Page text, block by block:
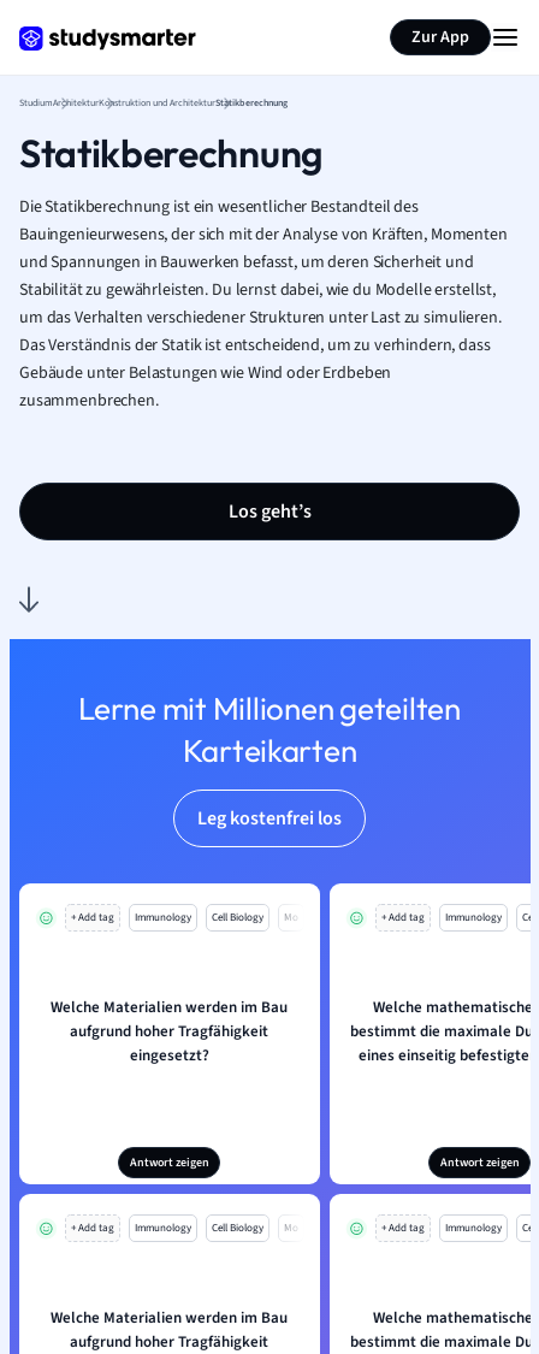
Zur App
StudiumArchitekturKonstruktion und ArchitekturStatikberechnung
Statikberechnung
Die Statikberechnung ist ein wesentlicher Bestandteil des
Bauingenieurwesens, der sich mit der Analyse von Kräften, Momenten
und Spannungen in Bauwerken befasst, um deren Sicherheit und
Stabilität zu gewährleisten. Du lernst dabei, wie du Modelle erstellst,
um das Verhalten verschiedener Strukturen unter Last zu simulieren.
Das Verständnis der Statik ist entscheidend, um zu verhindern, dass
Gebäude unter Belastungen wie Wind oder Erdbeben
zusammenbrechen.
Los geht’s
Lerne mit Millionen geteilten
Karteikarten
Leg kostenfrei los
+ Add tag Immunology Cell Biology Mo
Welche Materialien werden im Bau
aufgrund hoher Tragfähigkeit
eingesetzt?
Antwort zeigen
+ Add tag Immunology
Welche mathematische
bestimmt die maximale
eines einseitig
Antwort zeigen
+ Add tag Immunology Cell Biology Mo
Welche Materialien werden im Bau
aufgrund hoher Tragfähigkeit
+ Add tag Immunology
Welche mathematische
bestimmt die maximale